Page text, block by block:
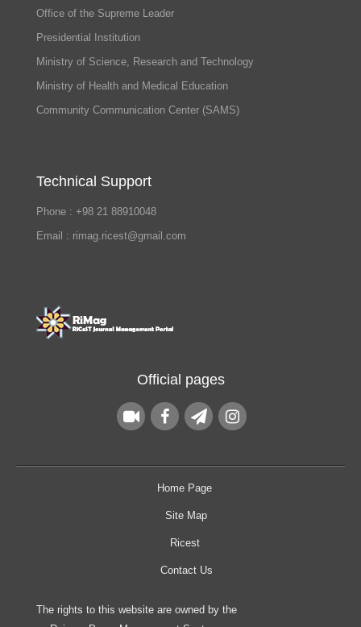
Office of the Supreme Leader
Presidential Institution
Ministry of Science, Research and Technology
Ministry of Health and Medical Education
Community Communication Center (SAMS)
Technical Support
Phone : +98 21 88910048
Email : rimag.ricest@gmail.com
Official pages
Home Page
Site Map
Ricest
Contact Us
The rights to this website are owned by the